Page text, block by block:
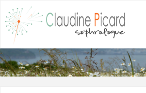
content
DIN
E
CAR
D :